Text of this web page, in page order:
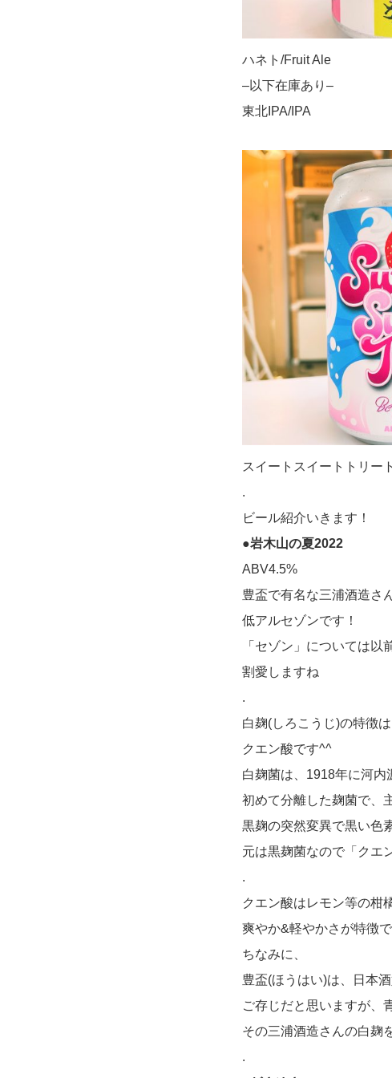
ハネト/Fruit Ale
–以下在庫あり–
東北IPA/IPA
スイートスイートトリー
.
ビール紹介いきます！
●岩木山の夏2022
ABV4.5%
豊盃で有名な三浦酒造さ
低アルセゾンです！
「セゾン」については以
割愛しますね
.
白麹(しろこうじ)の特徴は
クエン酸です^^
白麹菌は、1918年に河内
初めて分離した麹菌で、
黒麹の突然変異で黒い色
元は黒麹菌なので「クエ
.
クエン酸はレモン等の柑
爽やか&軽やかさが特徴
ちなみに、
豊盃(ほうはい)は、日本
ご存じだと思いますが、
その三浦酒造さんの白麹
.